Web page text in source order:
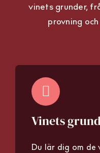
vinets grunder,
provning
Vinets
Du lär dig om